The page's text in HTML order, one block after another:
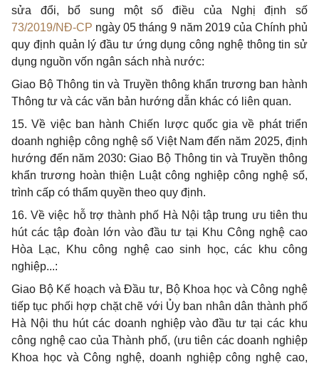
sửa đổi, bổ sung một số điều của Nghị định số
73/2019/NĐ-CP ngày 05 tháng 9 năm 2019 của Chính phủ
quy định quản lý đầu tư ứng dụng công nghệ thông tin sử
dụng nguồn vốn ngân sách nhà nước:
Giao Bộ Thông tin và Truyền thông khẩn trương ban hành
Thông tư và các văn bản hướng dẫn khác có liên quan.
15. Về việc ban hành Chiến lược quốc gia về phát triển
doanh nghiệp công nghệ số Việt Nam đến năm 2025, định
hướng đến năm 2030: Giao Bộ Thông tin và Truyền thông
khẩn trương hoàn thiện Luật công nghiệp công nghệ số,
trình cấp có thẩm quyền theo quy định.
16. Về việc hỗ trợ thành phố Hà Nội tập trung ưu tiên thu
hút các tập đoàn lớn vào đầu tư tại Khu Công nghệ cao
Hòa Lạc, Khu công nghệ cao sinh học, các khu công
nghiệp...:
Giao Bộ Kế hoạch và Đầu tư, Bộ Khoa học và Công nghệ
tiếp tục phối hợp chặt chẽ với Ủy ban nhân dân thành phố
Hà Nội thu hút các doanh nghiệp vào đầu tư tại các khu
công nghệ cao của Thành phố, (ưu tiên các doanh nghiệp
Khoa học và Công nghệ, doanh nghiệp công nghệ cao,